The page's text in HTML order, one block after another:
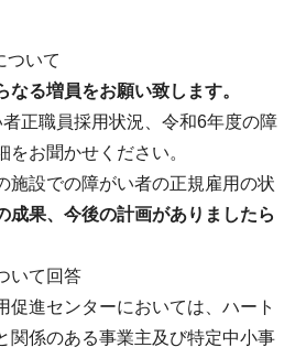
ついて
なる増員をお願い致します。
正職員採用状況、令和6年度の障
お聞かせください。
設での障がい者の正規雇用の状
成果、今後の計画がありましたら
いて回答
進センターにおいては、ハート
関係のある事業主及び特定中小事